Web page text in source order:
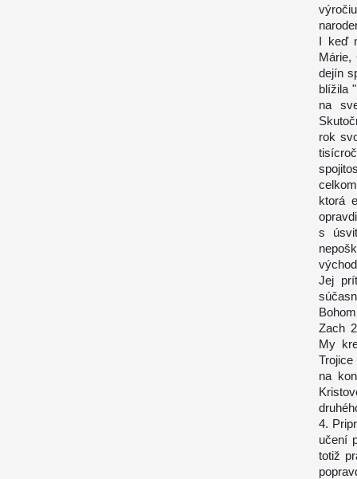
I keď
Márie,
dejín
blížila
na
rok
ktorá
s
Jej
Zach
My
na
4.
učení
totiž